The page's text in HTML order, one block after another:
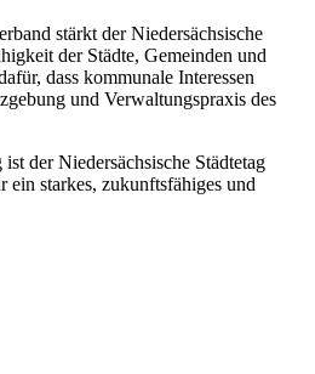
stärkt der Niedersächsische
der Städte, Gemeinden und
dass kommunale Interessen
und Verwaltungspraxis des
der Niedersächsische Städtetag
ein starkes, zukunftsfähiges und